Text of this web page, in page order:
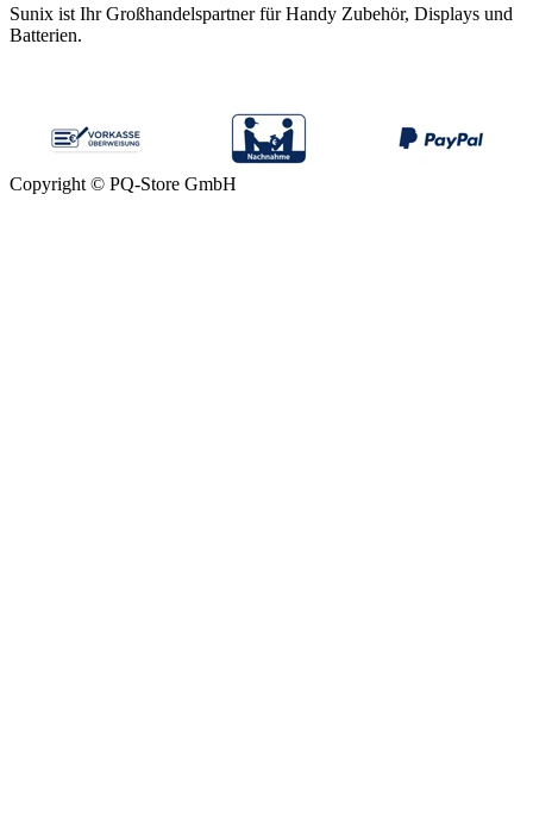
Sunix ist Ihr Großhandelspartner für Handy Zubehör, Displays und
Batterien.
Copyright © PQ-Store GmbH